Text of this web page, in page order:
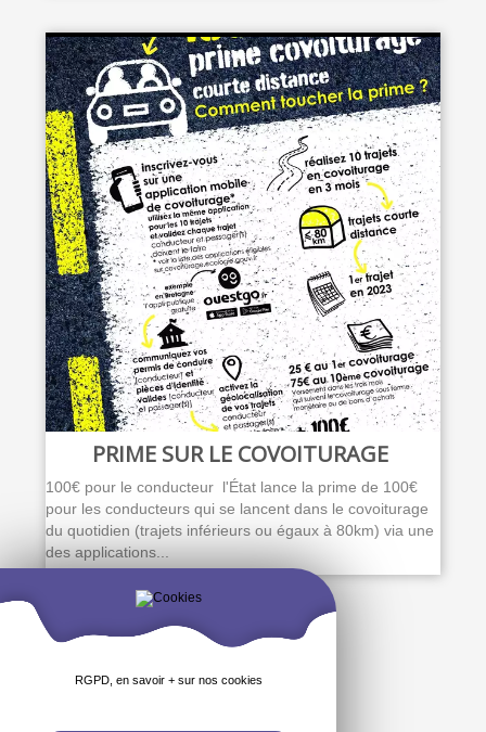
PRIME SUR LE COVOITURAGE
100€ pour le conducteur l'État lance la prime de 100€
pour les conducteurs qui se lancent dans le covoiturage
du quotidien (trajets inférieurs ou égaux à 80km) via une
des applications...
RGPD, en savoir + sur nos cookies